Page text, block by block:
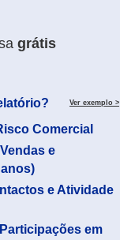
grátis
Ver exemplo >
Comercial
e
e Atividade
em